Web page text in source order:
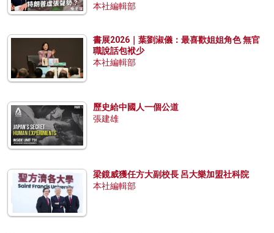
本社編輯部
書展2026｜葉劉淑儀：最喜歡姐姐角色 無官
職說話包袱少
本社編輯部
歷史給中國人一個公道
張建雄
梁鏡威獲任方大副校長 呂大樂加盟社科院
本社編輯部